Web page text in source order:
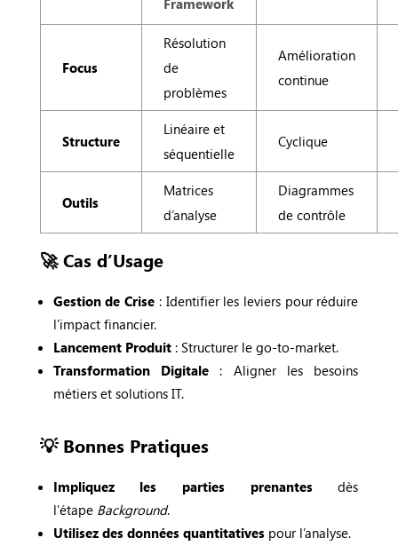
Framework
Focus
Résolution
de
problèmes
Amélioration
continue
Structure
Linéaire et
séquentielle
Cyclique
Outils
Matrices
d’analyse
Diagrammes
de contrôle
🚀 Cas d’Usage
Gestion de Crise : Identifier les leviers pour réduire
l’impact financier.
Lancement Produit: Structurer le go-to-market.
Transformation Digitale : Aligner les besoins
métiers et solutions IT.
💡 Bonnes Pratiques
Impliquez les parties prenantesdès
l’étape Background.
Utilisez des données quantitativespour l’analyse.